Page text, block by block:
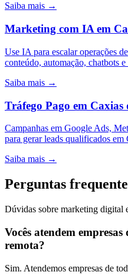
Saiba mais →
Marketing com IA em
Use IA para escalar operações
conteúdo, automação, chatbots
Saiba mais →
Tráfego Pago em Caxias
Campanhas em Google Ads,
para gerar leads qualificados
Saiba mais →
Perguntas
Dúvidas sobre marketing digital
Vocês atendem
remota?
Sim. Atendemos empresas de